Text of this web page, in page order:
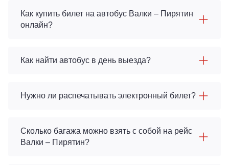
Как купить билет на автобус Валки – Пирятин
онлайн?
Как найти автобус в день выезда?
Нужно ли распечатывать электронный билет?
Сколько багажа можно взять с собой на рейс
Валки – Пирятин?